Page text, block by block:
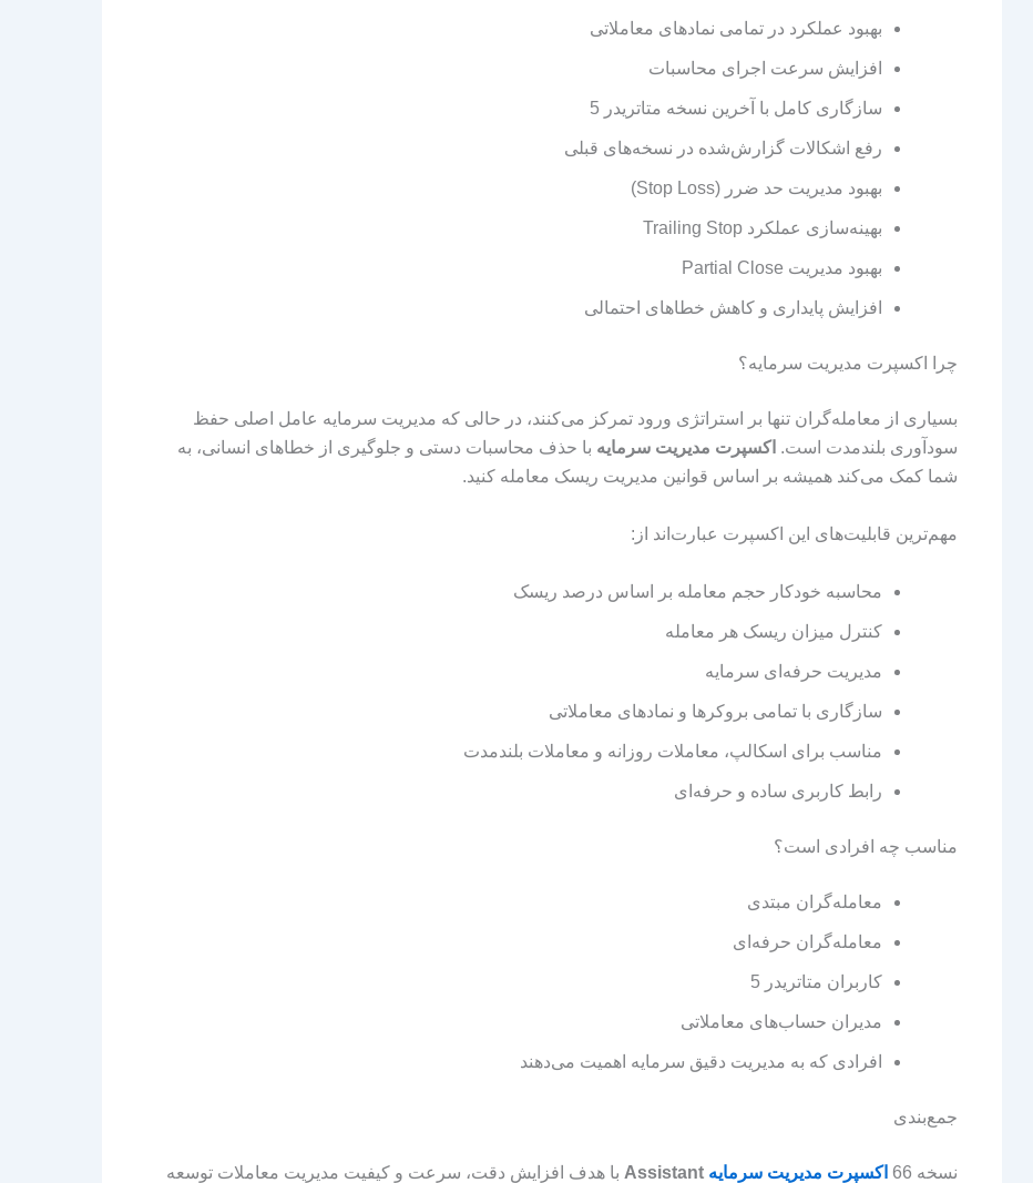
بهبود عملکرد در تمامی نمادهای معاملاتی
افزایش سرعت اجرای محاسبات
سازگاری کامل با آخرین نسخه متاتریدر 5
رفع اشکالات گزارش‌شده در نسخه‌های قبلی
بهبود مدیریت حد ضرر (Stop Loss)
بهینه‌سازی عملکرد Trailing Stop
بهبود مدیریت Partial Close
افزایش پایداری و کاهش خطاهای احتمالی
چرا اکسپرت مدیریت سرمایه؟
بسیاری از معامله‌گران تنها بر استراتژی ورود تمرکز می‌کنند، در حالی که مدیریت سرمایه عامل اصلی حفظ
سودآوری بلندمدت است. اکسپرت مدیریت سرمایه با حذف محاسبات دستی و جلوگیری از خطاهای انسانی، به
شما کمک می‌کند همیشه بر اساس قوانین مدیریت ریسک معامله کنید.
مهم‌ترین قابلیت‌های این اکسپرت عبارت‌اند از:
محاسبه خودکار حجم معامله بر اساس درصد ریسک
کنترل میزان ریسک هر معامله
مدیریت حرفه‌ای سرمایه
سازگاری با تمامی بروکرها و نمادهای معاملاتی
مناسب برای اسکالپ، معاملات روزانه و معاملات بلندمدت
رابط کاربری ساده و حرفه‌ای
مناسب چه افرادی است؟
معامله‌گران مبتدی
معامله‌گران حرفه‌ای
کاربران متاتریدر 5
مدیران حساب‌های معاملاتی
افرادی که به مدیریت دقیق سرمایه اهمیت می‌دهند
جمع‌بندی
نسخه 66 اکسپرت مدیریت سرمایه
با هدف افزایش دقت، سرعت و کیفیت مدیریت معاملات توسعه